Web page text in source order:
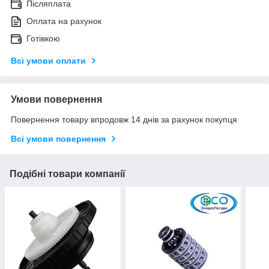
Післяплата
Оплата на рахунок
Готівкою
Всі умови оплати
Умови повернення
Повернення товару впродовж 14 днів за рахунок покупця
Всі умови повернення
Подібні товари компанії